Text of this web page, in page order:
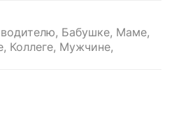
Бабушке, Маме,
Коллеге, Мужчине,